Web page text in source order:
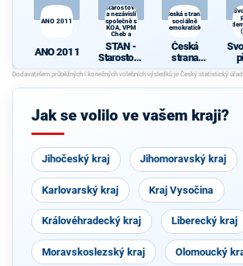
ANO 2011
ANO 2011
Starostové
a nezávislí
společně s
KOA, VPM
Cheb a
STAN -
Starostové
a nezávislí
společně s
KOA, VPM
TOP 09
Česká strana
sociálně
demokratická
Česká
strana
sociálně
demokrati
cká
e
Jak se volilo ve vašem kraji?
Jihočeský kraj Jihomoravský kraj
Karlovarský kraj Kraj Vysočina
Královéhradecký kraj Liberecký kraj
Moravskoslezský kraj Olomoucký